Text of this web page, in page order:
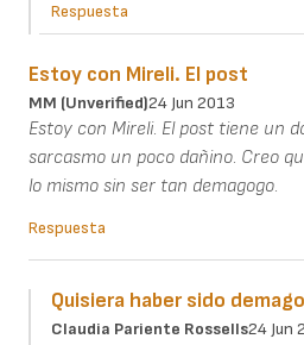
Respuesta
Estoy con Mireli. El post
MM (unverified)24 Jun 2013
Estoy con Mireli. El post tiene un
sarcasmo un poco dañino. Creo
lo mismo sin ser tan demagogo.
Respuesta
Quisiera haber sido
Claudia Pariente Rossells24 Jun